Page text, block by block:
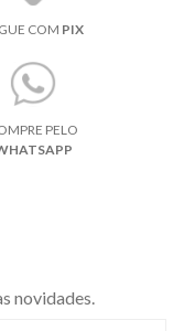
COM PIX
PELO
novidades.